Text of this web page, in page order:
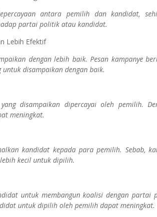
antara pemilih dan kandidat,
partai politik atau kandidat.
Lebih Efektif
dengan lebih baik. Pesan kampanye
disampaikan dengan baik.
disampaikan dipercayai oleh pemilih.
meningkat.
kandidat kepada para pemilih. Sebab,
kecil untuk dipilih.
untuk membangun koalisi dengan partai
untuk dipilih oleh pemilih dapat meningkat.